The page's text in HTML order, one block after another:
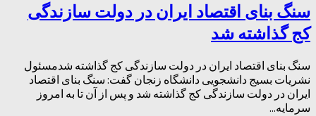
سنگ بنای اقتصاد ایران در دولت سازندگی
کج گذاشته شد
سنگ بنای اقتصاد ایران در دولت سازندگی کج گذاشته شدمسئول
نشریات بسیج دانشجویی دانشگاه زنجان گفت: سنگ بنای اقتصاد
ایران در دولت سازندگی کج گذاشته شد و پس از آن تا به امروز
سرمایه...